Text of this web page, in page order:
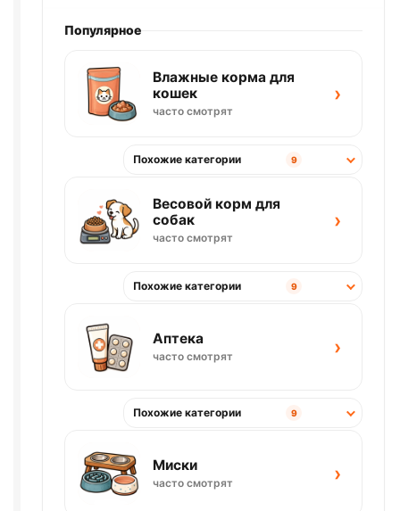
Популярное
Влажные корма для
кошек
часто смотрят
›
Похожие категории 9
Весовой корм для
собак
часто смотрят
›
Похожие категории 9
Аптека
часто смотрят ›
Похожие категории 9
Миски
часто смотрят ›